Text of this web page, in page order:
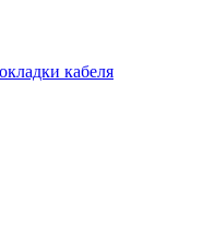
кабеля